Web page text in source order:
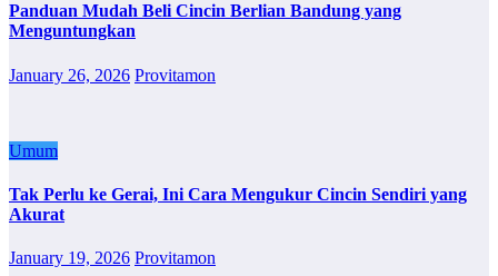
Panduan Mudah Beli Cincin Berlian Bandung yang
Menguntungkan
January 26, 2026 Provitamon
Umum
Tak Perlu ke Gerai, Ini Cara Mengukur Cincin Sendiri yang
Akurat
January 19, 2026 Provitamon